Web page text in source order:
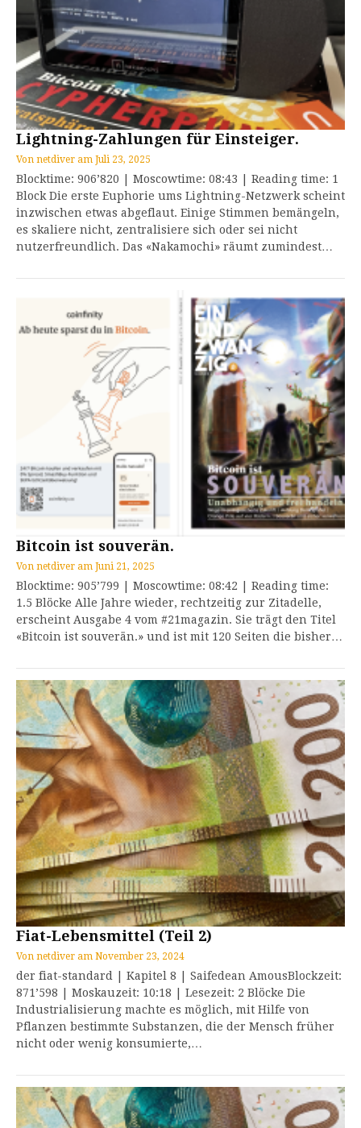
Lightning-Zahlungen für Einsteiger.
Von netdiver am Juli 23, 2025
Blocktime: 906’820 | Moscowtime: 08:43 | Reading time: 1
Block Die erste Euphorie ums Lightning-Netzwerk scheint
inzwischen etwas abgeflaut. Einige Stimmen bemängeln,
es skaliere nicht, zentralisiere sich oder sei nicht
nutzerfreundlich. Das «Nakamochi» räumt zumindest…
Bitcoin ist souverän.
Von netdiver am Juni 21, 2025
Blocktime: 905’799 | Moscowtime: 08:42 | Reading time:
1.5 Blöcke Alle Jahre wieder, rechtzeitig zur Zitadelle,
erscheint Ausgabe 4 vom #21magazin. Sie trägt den Titel
«Bitcoin ist souverän.» und ist mit 120 Seiten die bisher…
Fiat-Lebensmittel (Teil 2)
Von netdiver am November 23, 2024
der fiat-standard | Kapitel 8 | Saifedean AmousBlockzeit:
871’598 | Moskauzeit: 10:18 | Lesezeit: 2 Blöcke Die
Industrialisierung machte es möglich, mit Hilfe von
Pflanzen bestimmte Substanzen, die der Mensch früher
nicht oder wenig konsumierte,…